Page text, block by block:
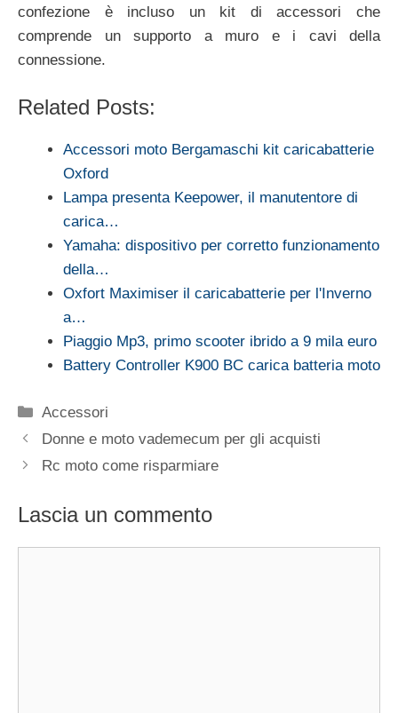
confezione è incluso un kit di accessori che
comprende un supporto a muro e i cavi della
connessione.
Related Posts:
Accessori moto Bergamaschi kit caricabatterie
Oxford
Lampa presenta Keepower, il manutentore di
carica…
Yamaha: dispositivo per corretto funzionamento
della…
Oxfort Maximiser il caricabatterie per l'Inverno
a…
Piaggio Mp3, primo scooter ibrido a 9 mila euro
Battery Controller K900 BC carica batteria moto
Categorie
Accessori
Donne e moto vademecum per gli acquisti
Rc moto come risparmiare
Lascia un commento